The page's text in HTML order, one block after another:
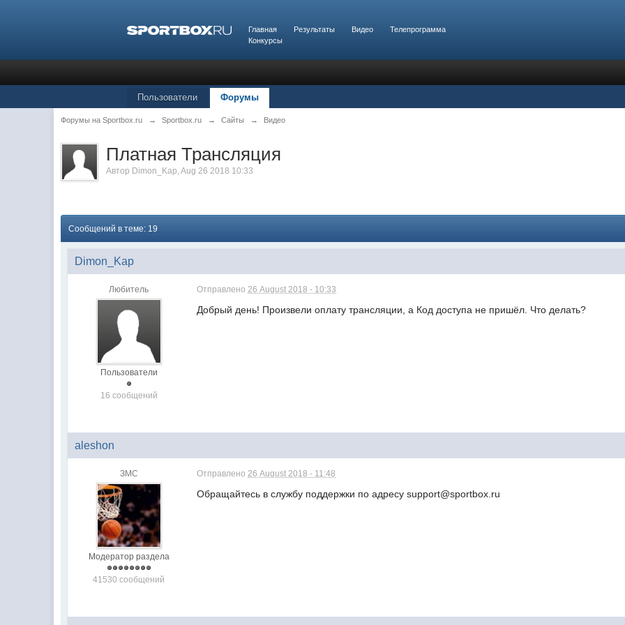
Главная Результаты Видео
Телепрограмма
Конкурсы
Пользователи Форумы
Форумы на Sportbox.ru → Sportbox.ru → Сайты → Видео
Платная Трансляция
Автор Dimon_Kap,Aug 26 2018 10:33
Сообщений в теме: 19
Dimon_Kap
Любитель
Пользователи
16 сообщений
Отправлено26 August 2018 - 10:33
Добрый день! Произвели оплату трансляции, а Код доступа не пришёл. Что делать?
aleshon
ЗМС
Модератор раздела
41530 сообщений
Отправлено26 August 2018 - 11:48
Обращайтесь в службу поддержки по адресу support@sportbox.ru